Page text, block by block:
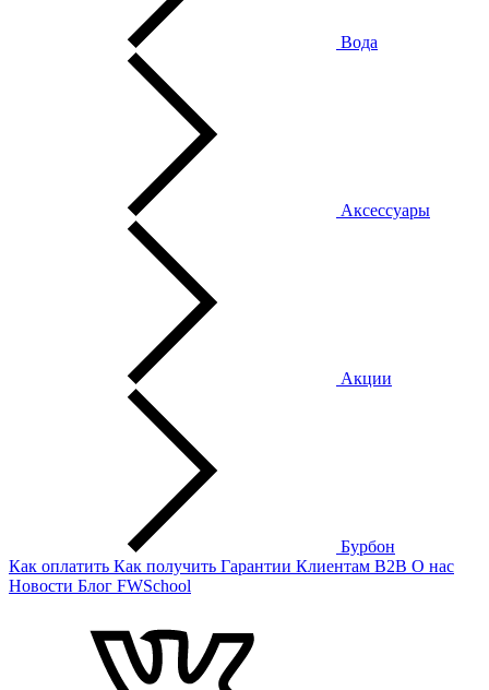
Вода
Аксессуары
Акции
Бурбон
Как оплатить Как получить Гарантии Клиентам B2B О нас
Новости Блог FWSchool